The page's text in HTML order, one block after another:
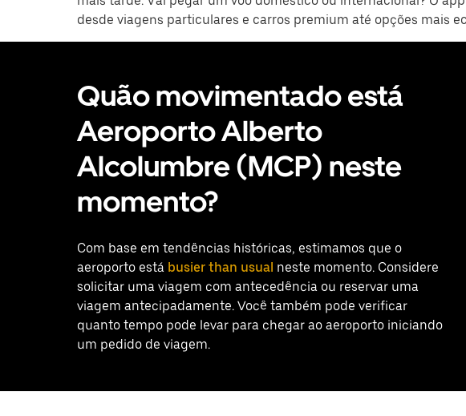
desde viagens particulares e carros premium até opções mais
Quão movimentado está
Aeroporto Alberto
Alcolumbre (MCP) neste
momento?
Com base em tendências históricas, estimamos que o
aeroporto está busier than usual neste momento. Considere
solicitar uma viagem com antecedência ou reservar uma
viagem antecipadamente. Você também pode verificar
quanto tempo pode levar para chegar ao aeroporto iniciando
um pedido de viagem.